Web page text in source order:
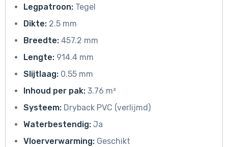
Legpatroon: Tegel
Dikte: 2.5 mm
Breedte: 457.2 mm
Lengte: 914.4 mm
Slijtlaag: 0.55 mm
Inhoud per pak: 3.76 m²
Systeem: Dryback PVC (verlijmd)
Waterbestendig: Ja
Vloerverwarming: Geschikt